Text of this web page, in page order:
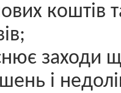
коштів
заходи
і